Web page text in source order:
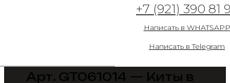
+7 (921) 390 81
Написать в WHATSAPP
Написать в Telegram
Арт. GT061014 — Киты в